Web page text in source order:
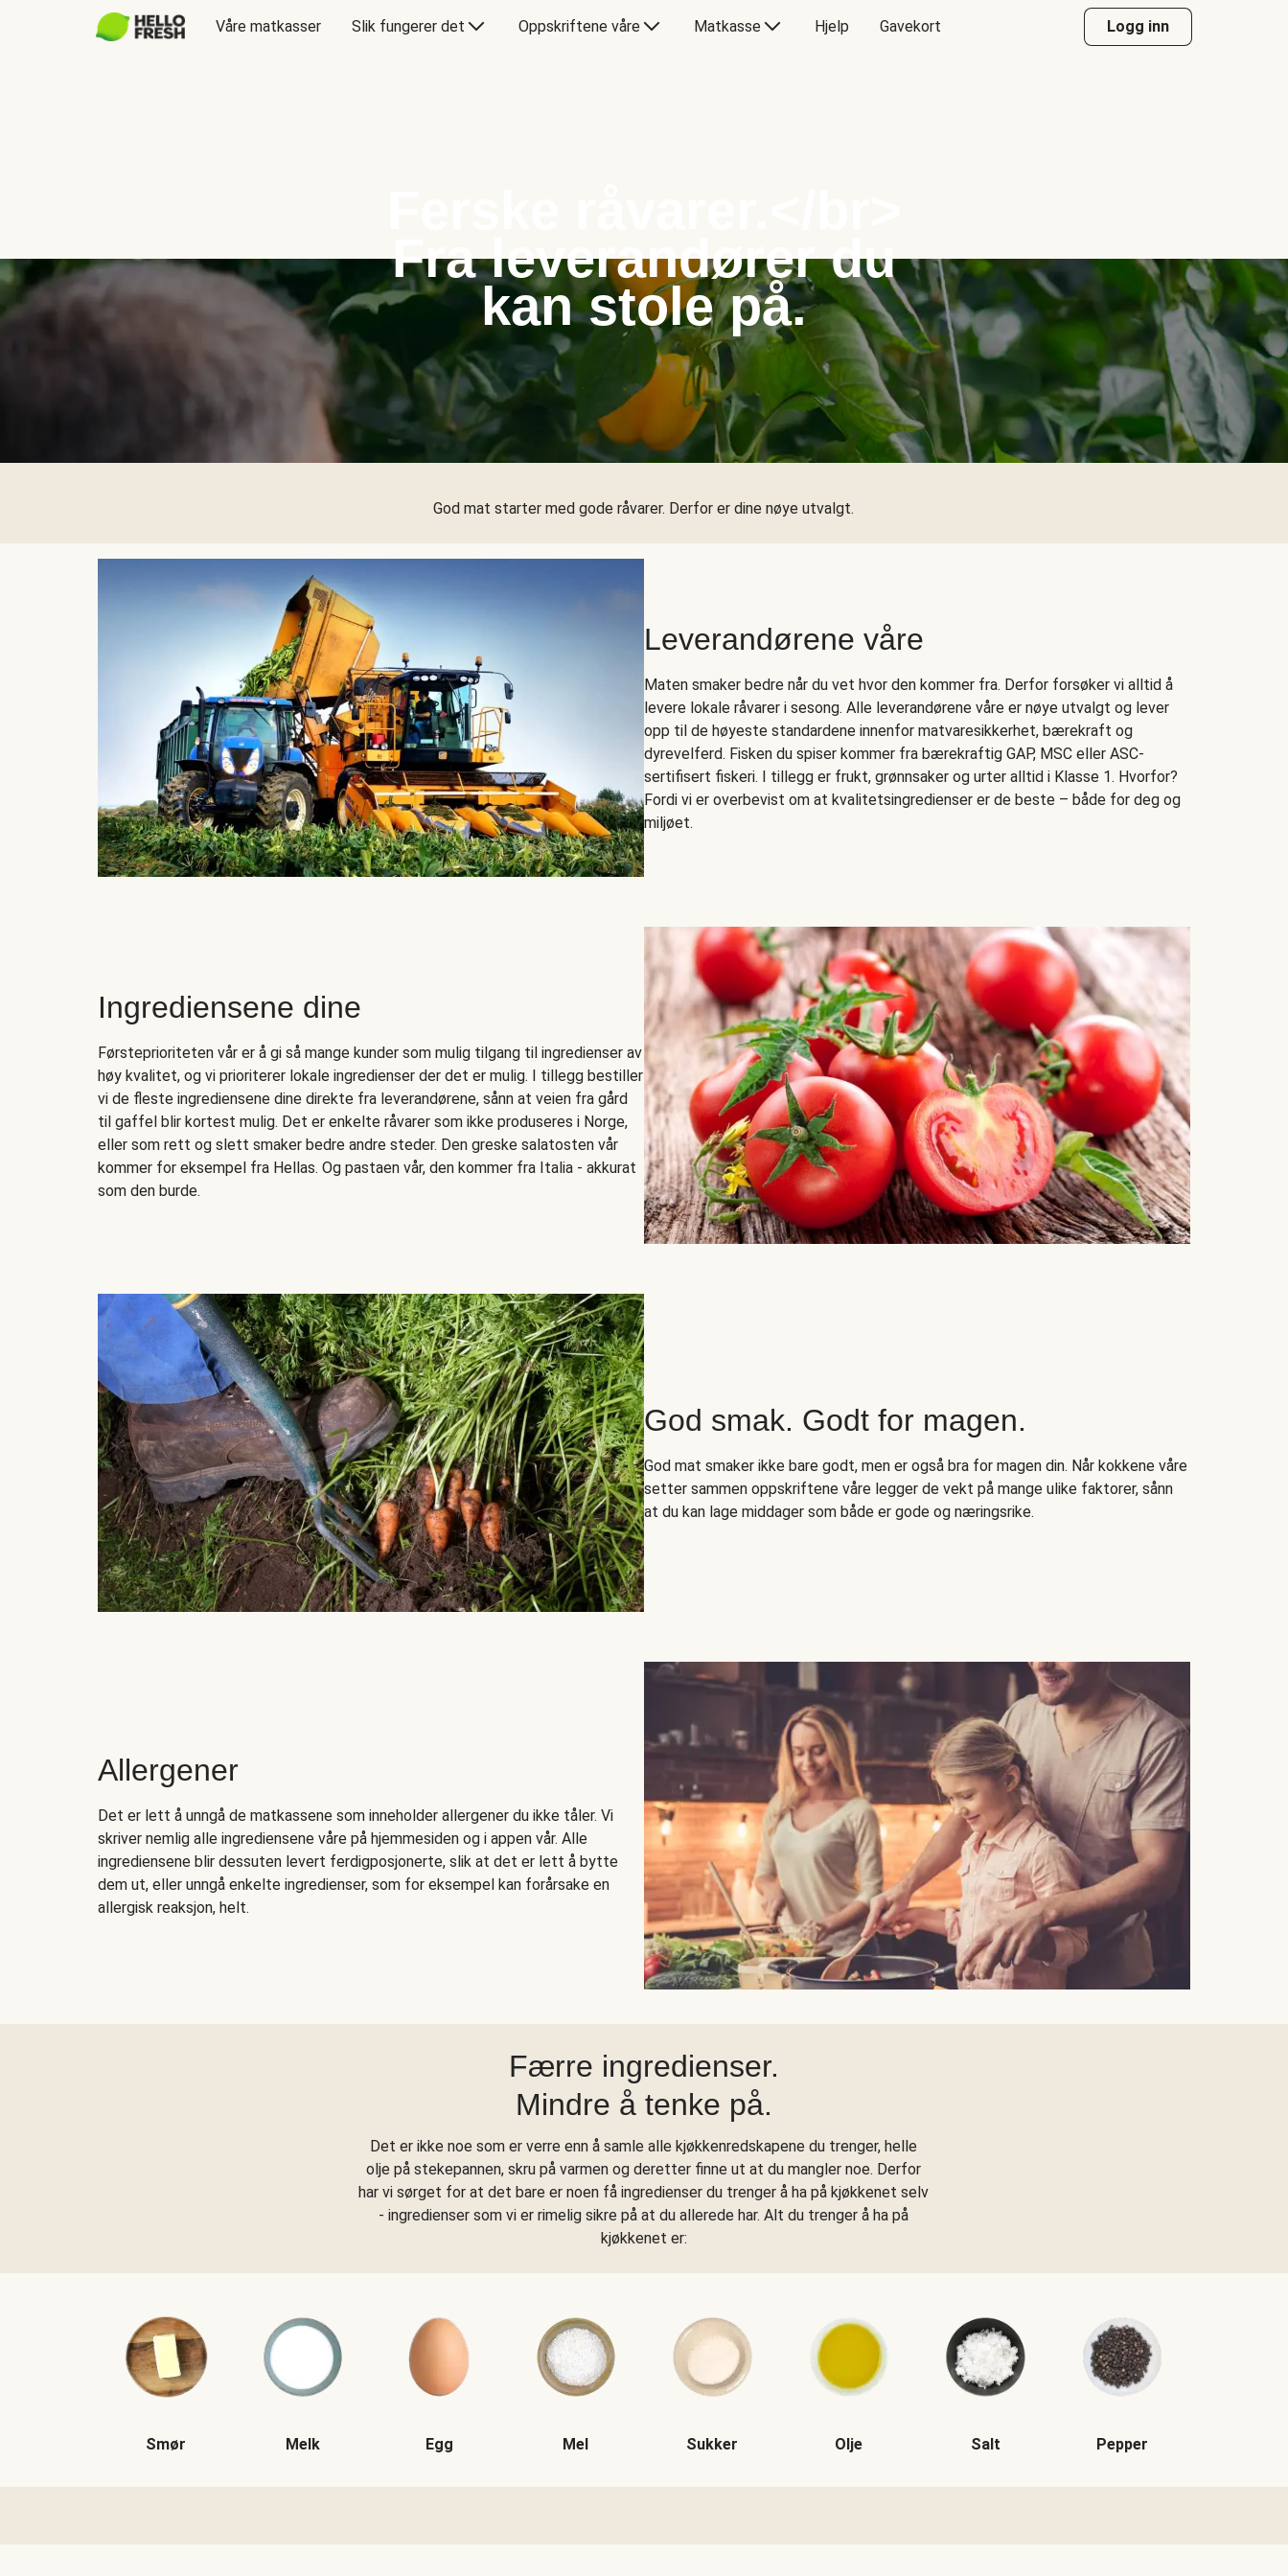
Våre matkasser Slik fungerer det Oppskriftene våre Matkasse Hjelp Gavekort Logg inn
Fra leverandører du
kan stole på.
God mat starter med gode råvarer. Derfor er dine nøye utvalgt.
Leverandørene våre
Maten smaker bedre når du vet hvor den kommer fra. Derfor forsøker vi alltid å
levere lokale råvarer i sesong. Alle leverandørene våre er nøye utvalgt og lever
opp til de høyeste standardene innenfor matvaresikkerhet, bærekraft og
dyrevelferd. Fisken du spiser kommer fra bærekraftig GAP, MSC eller ASC-
sertifisert fiskeri. I tillegg er frukt, grønnsaker og urter alltid i Klasse 1. Hvorfor?
Fordi vi er overbevist om at kvalitetsingredienser er de beste – både for deg og
miljøet.
Ingrediensene dine
Førsteprioriteten vår er å gi så mange kunder som mulig tilgang til ingredienser av
høy kvalitet, og vi prioriterer lokale ingredienser der det er mulig. I tillegg bestiller
vi de fleste ingrediensene dine direkte fra leverandørene, sånn at veien fra gård
til gaffel blir kortest mulig. Det er enkelte råvarer som ikke produseres i Norge,
eller som rett og slett smaker bedre andre steder. Den greske salatosten vår
kommer for eksempel fra Hellas. Og pastaen vår, den kommer fra Italia - akkurat
som den burde.
God smak. Godt for magen.
God mat smaker ikke bare godt, men er også bra for magen din. Når kokkene våre
setter sammen oppskriftene våre legger de vekt på mange ulike faktorer, sånn
at du kan lage middager som både er gode og næringsrike.
Allergener
Det er lett å unngå de matkassene som inneholder allergener du ikke tåler. Vi
skriver nemlig alle ingrediensene våre på hjemmesiden og i appen vår. Alle
ingrediensene blir dessuten levert ferdigposjonerte, slik at det er lett å bytte
dem ut, eller unngå enkelte ingredienser, som for eksempel kan forårsake en
allergisk reaksjon, helt.
Færre ingredienser.
Mindre å tenke på.
Det er ikke noe som er verre enn å samle alle kjøkkenredskapene du trenger, helle
olje på stekepannen, skru på varmen og deretter finne ut at du mangler noe. Derfor
har vi sørget for at det bare er noen få ingredienser du trenger å ha på kjøkkenet selv
- ingredienser som vi er rimelig sikre på at du allerede har. Alt du trenger å ha på
kjøkkenet er:
Smør Melk Egg Mel Sukker Olje Salt Pepper